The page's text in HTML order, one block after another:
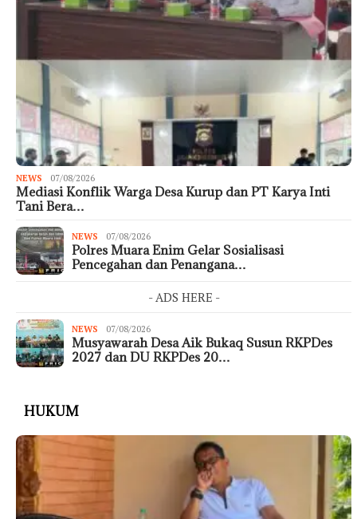
NEWS 07/08/2026
Mediasi Konflik Warga Desa Kurup dan PT Karya Inti
Tani Bera…
NEWS 07/08/2026
Polres Muara Enim Gelar Sosialisasi
Pencegahan dan Penangana…
- ADS HERE -
NEWS 07/08/2026
Musyawarah Desa Aik Bukaq Susun RKPDes
2027 dan DU RKPDes 20…
HUKUM